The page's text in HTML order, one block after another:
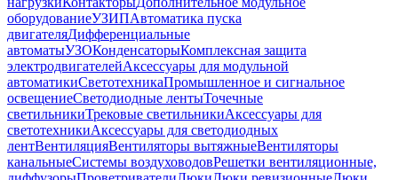
оборудованиеУЗИПАвтоматика пуска
двигателяДифференциальные
автоматыУЗОКонденсаторыКомплексная защита
электродвигателейАксессуары для модульной
автоматикиСветотехникаПромышленное и сигнальное
освещениеСветодиодные лентыТочечные
светильникиТрековые светильникиАксессуары для
светотехникиАксессуары для светодиодных
лентВентиляцияВентиляторы вытяжныеВентиляторы
канальныеСистемы воздуховодовРешетки вентиляционные,